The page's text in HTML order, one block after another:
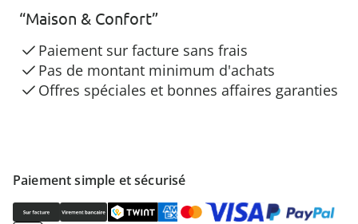
Paiement simple et sécurisé
“Maison & Confort”
Paiement sur facture sans frais
Pas de montant minimum d'achats
Offres spéciales et bonnes affaires garanties